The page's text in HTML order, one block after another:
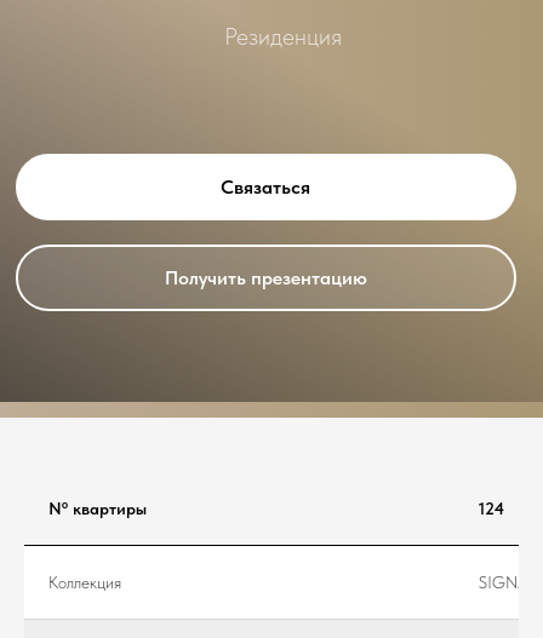
Резиденция
Связаться
Получить презентацию
Nº квартиры 124
Коллекция